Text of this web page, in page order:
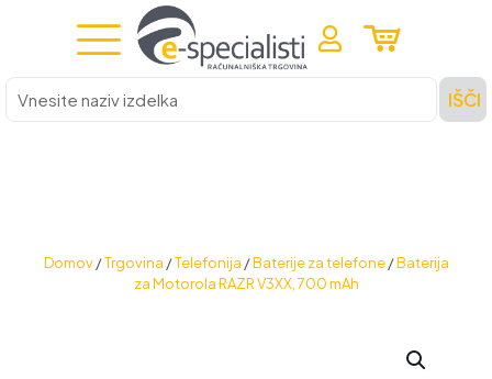
Vnesite
naziv
izdelka
IŠČI
Domov /Trgovina /Telefonija /Baterije za telefone /Baterija
za Motorola RAZR V3XX, 700 mAh